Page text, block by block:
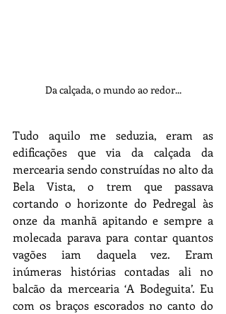
Da calçada, o mundo ao redor...
Tudo aquilo me seduzia, eram as
edificações que via da calçada da
mercearia sendo construídas no alto da
Bela Vista, o trem que passava
cortando o horizonte do Pedregal às
onze da manhã apitando e sempre a
molecada parava para contar quantos
vagões iam daquela vez. Eram
inúmeras histórias contadas ali no
balcão da mercearia ‘A Bodeguita’. Eu
com os braços escorados no canto do